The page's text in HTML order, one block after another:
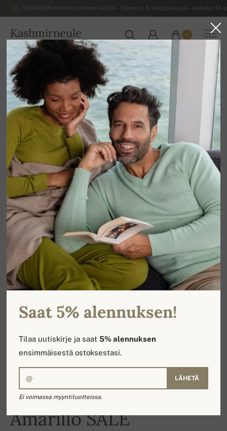
ILMAINEN toimitus alkaen 400 € - Toimitus 5 arkipäivässä – Vaihdot
Kashmirneule
SUOMI
0
Kotiin NAISTEN NEULEET
-17%
Amarillo SALE
Saat 5% alennuksen!
Tilaa uutiskirje ja saat5% alennuksen
ensimmäisestä ostoksestasi.
LÄHETÄ
Ei voimassa myyntituotteissa.